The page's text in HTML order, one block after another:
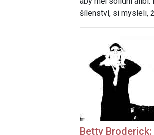
šílenství, si mysleli,
Betty